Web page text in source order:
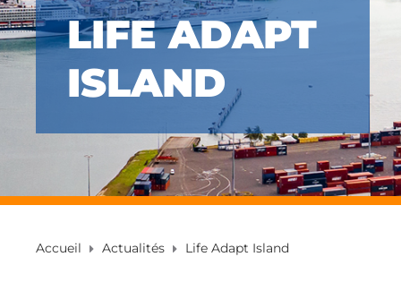
LIFE ADAPT
ISLAND
Accueil Actualités Life Adapt Island